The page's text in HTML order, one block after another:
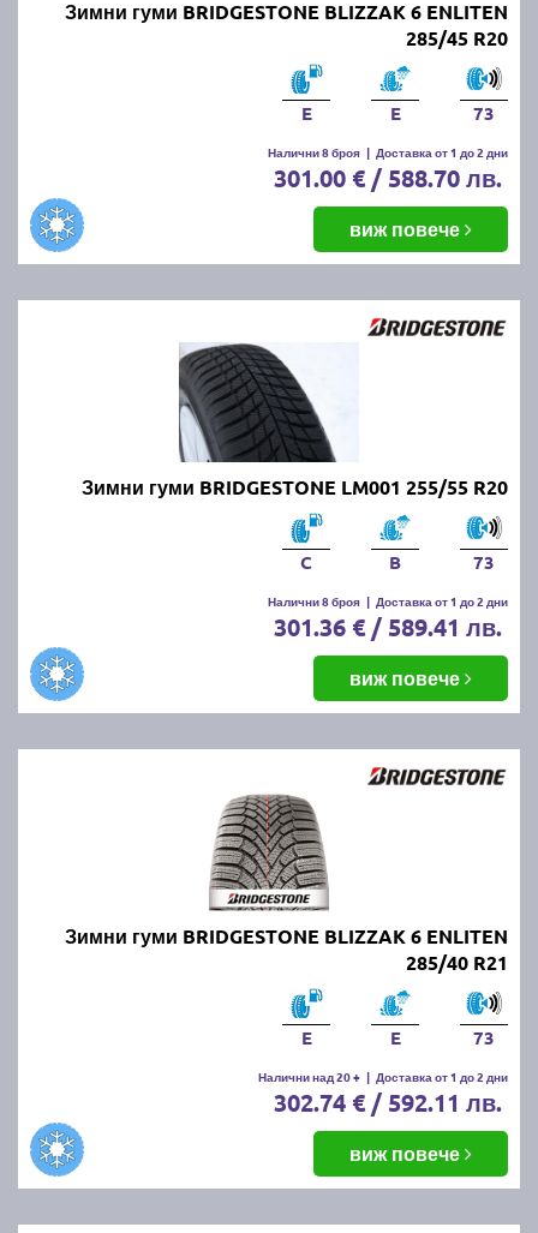
Зимни гуми BRIDGESTONE BLIZZAK 6 ENLITEN
285/45 R20
E E 73
Налични 8 броя | Доставка от 1 до 2 дни
301.00 € / 588.70 лв.
виж повече
Зимни гуми BRIDGESTONE LM001 255/55 R20
C B 73
Налични 8 броя | Доставка от 1 до 2 дни
301.36 € / 589.41 лв.
виж повече
Зимни гуми BRIDGESTONE BLIZZAK 6 ENLITEN
285/40 R21
E E 73
Налични над 20 + | Доставка от 1 до 2 дни
302.74 € / 592.11 лв.
виж повече